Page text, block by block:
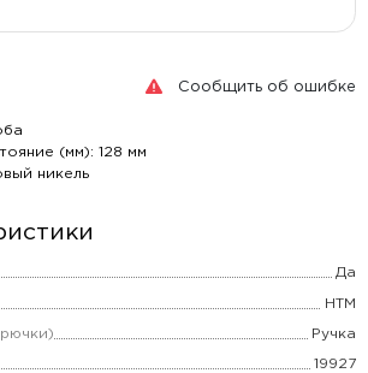
Сообщить об ошибке
(мм): 128 мм
никель
Да
НТМ
Ручка
19927